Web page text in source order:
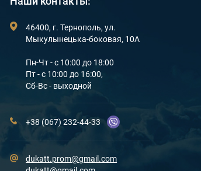
46400, г. Тернополь, ул.
Мыкулынецька-боковая, 10А
Пн-Чт - c 10:00 до 18:00
Пт - с 10:00 до 16:00,
Сб-Вс - выходной
+38 (067) 232-44-33
dukatt.prom@gmail.com